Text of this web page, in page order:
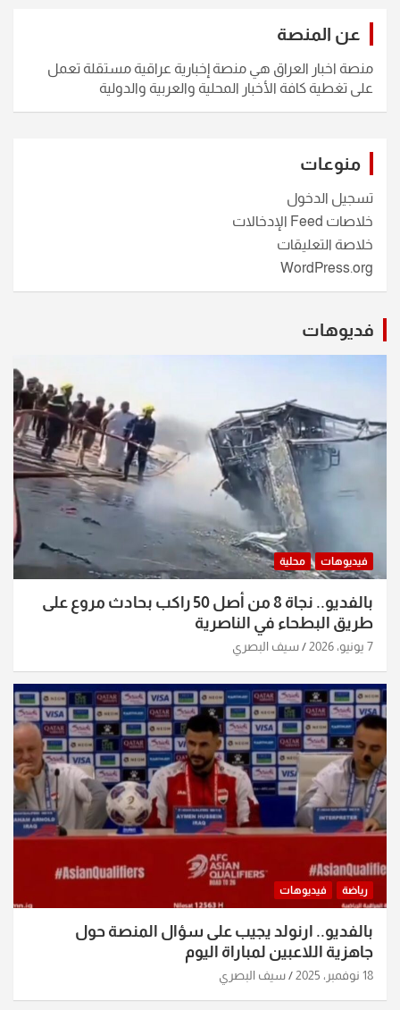
عن المنصة
منصة اخبار العراق هي منصة إخبارية عراقية مستقلة تعمل
على تغطية كافة الأخبار المحلية والعربية والدولية
منوعات
تسجيل الدخول
خلاصات Feed الإدخالات
خلاصة التعليقات
WordPress.org
فديوهات
فيديوهات محلية
بالفديو.. نجاة 8 من أصل 50 راكب بحادث مروع على
طريق البطحاء في الناصرية
7 يونيو، 2026 سيف البصري
رياضة فيديوهات
بالفديو.. ارنولد يجيب على سؤال المنصة حول
جاهزية اللاعبين لمباراة اليوم
18 نوفمبر، 2025 سيف البصري